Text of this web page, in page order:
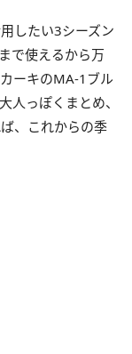
したい3シーズン
で使えるから万
ーキのMA-1ブル
人っぽくまとめ、
、これからの季